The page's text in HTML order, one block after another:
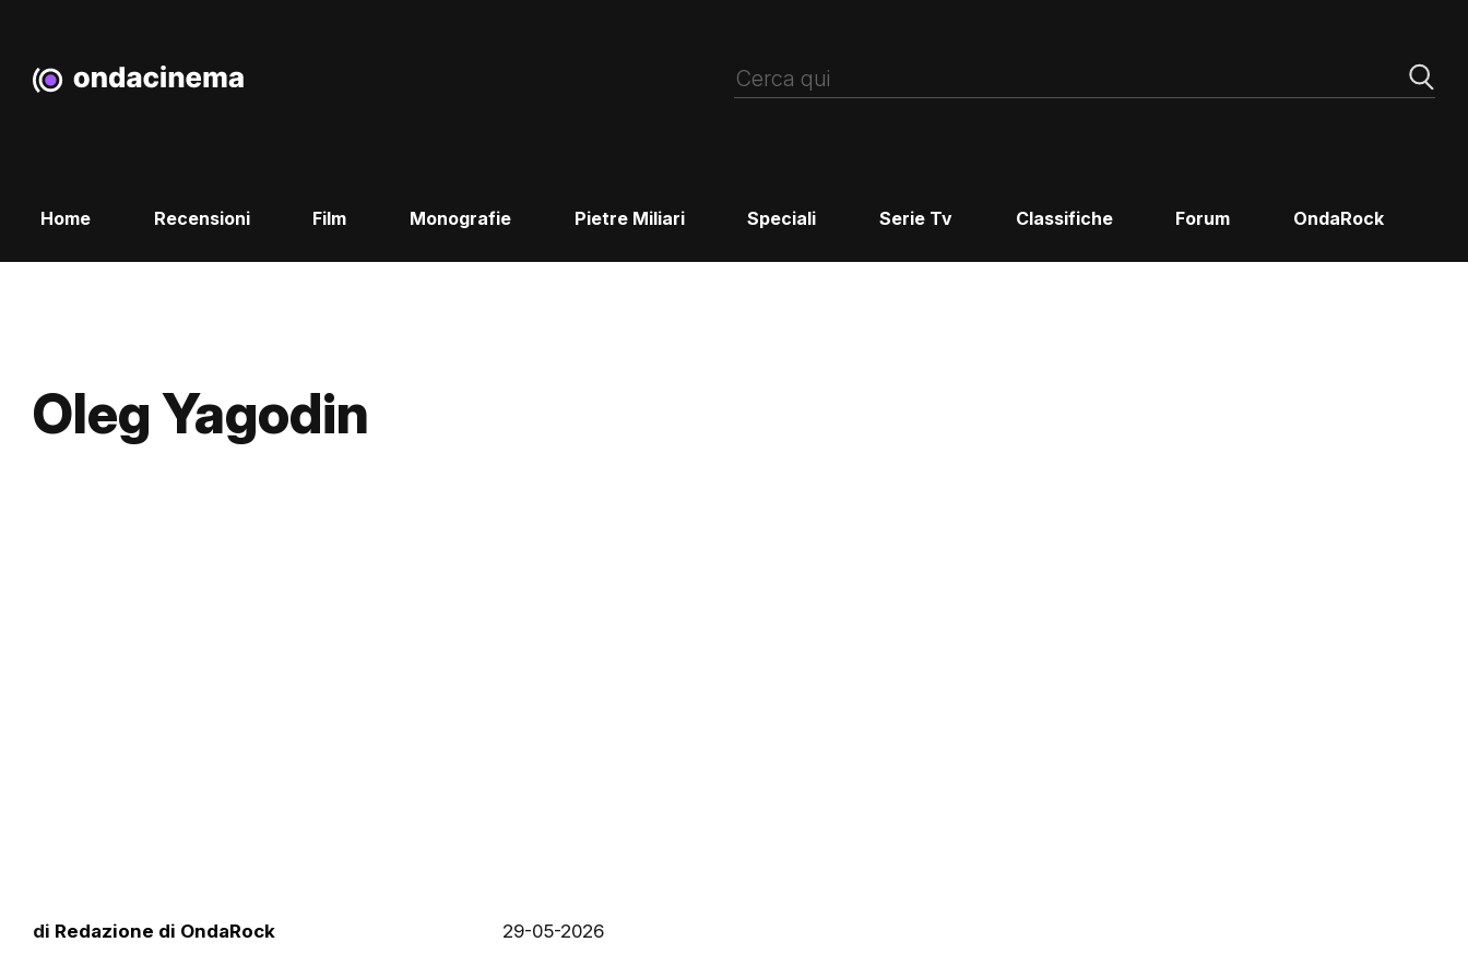
Home Recensioni Film Monografie Pietre Miliari Speciali Serie Tv Classifiche Forum OndaRock
Oleg Yagodin
di Redazione di OndaRock 29-05-2026